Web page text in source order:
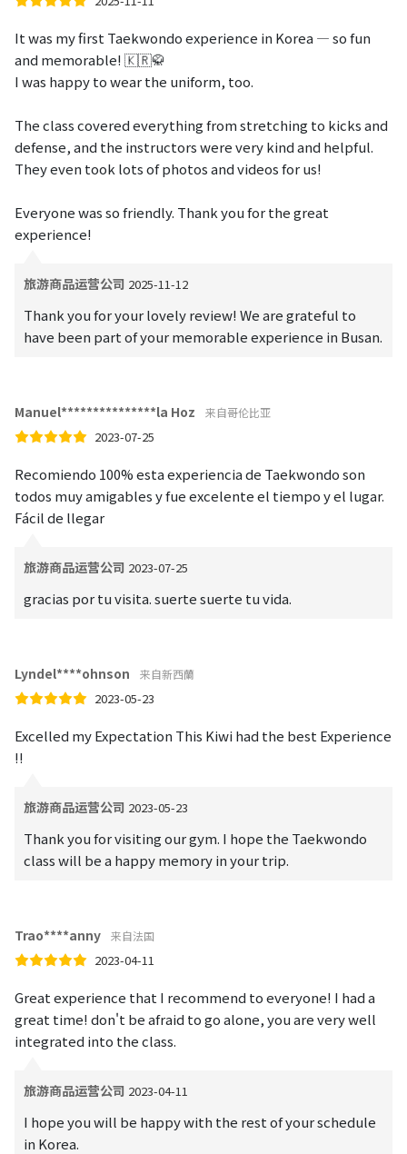
It was my first Taekwondo experience in Korea — so fun
and memorable! 🇰🇷🥋
I was happy to wear the uniform, too.
The class covered everything from stretching to kicks and
defense, and the instructors were very kind and helpful.
They even took lots of photos and videos for us!
Everyone was so friendly. Thank you for the great
experience!
旅游商品运营公司 2025-11-12
Thank you for your lovely review! We are grateful to
have been part of your memorable experience in Busan.
Manuel***************la Hoz 来自哥伦比亚
2023-07-25
Recomiendo 100% esta experiencia de Taekwondo son
todos muy amigables y fue excelente el tiempo y el lugar.
Fácil de llegar
旅游商品运营公司 2023-07-25
gracias por tu visita. suerte suerte tu vida.
Lyndel****ohnson 来自新西蘭
2023-05-23
Excelled my Expectation This Kiwi had the best Experience
!!
旅游商品运营公司 2023-05-23
Thank you for visiting our gym. I hope the Taekwondo
class will be a happy memory in your trip.
Trao****anny 来自法国
2023-04-11
Great experience that I recommend to everyone! I had a
great time! don't be afraid to go alone, you are very well
integrated into the class.
旅游商品运营公司 2023-04-11
I hope you will be happy with the rest of your schedule
in Korea.